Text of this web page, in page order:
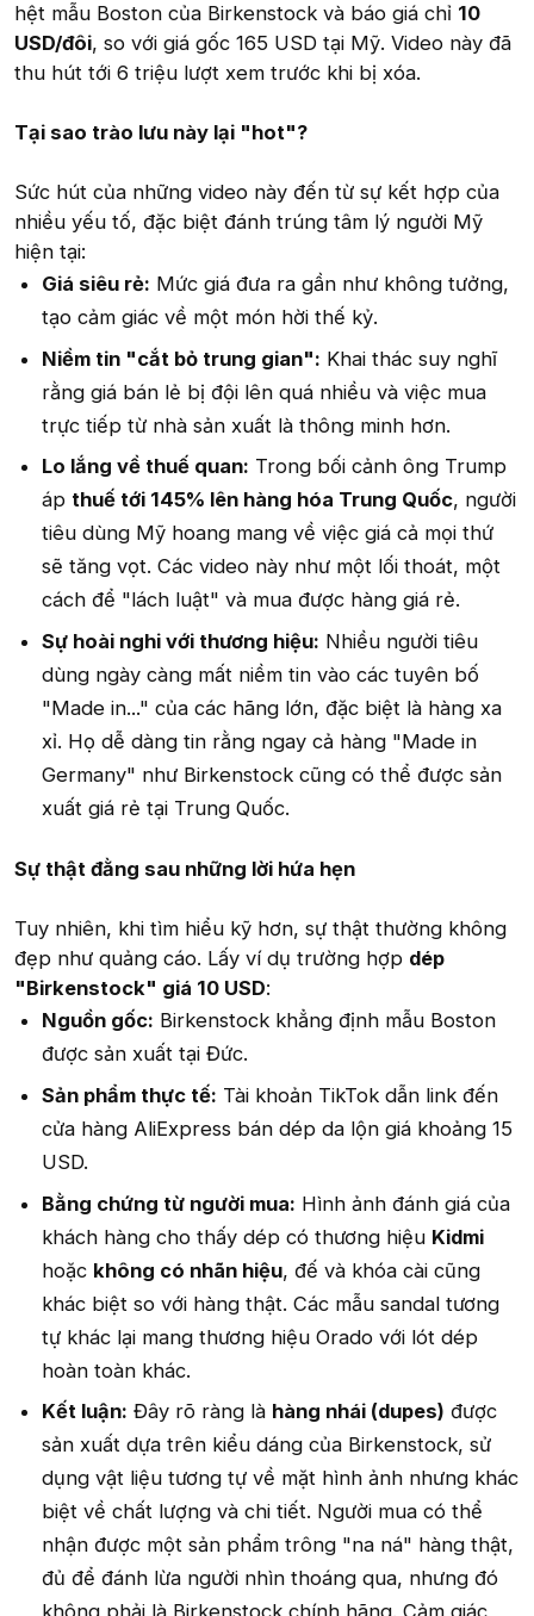
hệt mẫu Boston của Birkenstock và báo giá chỉ 10
USD/đôi, so với giá gốc 165 USD tại Mỹ. Video này đã
thu hút tới 6 triệu lượt xem trước khi bị xóa.
Tại sao trào lưu này lại "hot"?
Sức hút của những video này đến từ sự kết hợp của
nhiều yếu tố, đặc biệt đánh trúng tâm lý người Mỹ
hiện tại:
Giá siêu rẻ: Mức giá đưa ra gần như không tưởng,
tạo cảm giác về một món hời thế kỷ.
Niềm tin "cắt bỏ trung gian": Khai thác suy nghĩ
rằng giá bán lẻ bị đội lên quá nhiều và việc mua
trực tiếp từ nhà sản xuất là thông minh hơn.
Lo lắng về thuế quan: Trong bối cảnh ông Trump
áp thuế tới 145% lên hàng hóa Trung Quốc, người
tiêu dùng Mỹ hoang mang về việc giá cả mọi thứ
sẽ tăng vọt. Các video này như một lối thoát, một
cách để "lách luật" và mua được hàng giá rẻ.
Sự hoài nghi với thương hiệu: Nhiều người tiêu
dùng ngày càng mất niềm tin vào các tuyên bố
"Made in..." của các hãng lớn, đặc biệt là hàng xa
xỉ. Họ dễ dàng tin rằng ngay cả hàng "Made in
Germany" như Birkenstock cũng có thể được sản
xuất giá rẻ tại Trung Quốc.
Sự thật đằng sau những lời hứa hẹn
Tuy nhiên, khi tìm hiểu kỹ hơn, sự thật thường không
đẹp như quảng cáo. Lấy ví dụ trường hợp dép
"Birkenstock" giá 10 USD:
Nguồn gốc: Birkenstock khẳng định mẫu Boston
được sản xuất tại Đức.
Sản phẩm thực tế: Tài khoản TikTok dẫn link đến
cửa hàng AliExpress bán dép da lộn giá khoảng 15
USD.
Bằng chứng từ người mua: Hình ảnh đánh giá của
khách hàng cho thấy dép có thương hiệu Kidmi
hoặc không có nhãn hiệu, đế và khóa cài cũng
khác biệt so với hàng thật. Các mẫu sandal tương
tự khác lại mang thương hiệu Orado với lót dép
hoàn toàn khác.
Kết luận: Đây rõ ràng là hàng nhái (dupes) được
sản xuất dựa trên kiểu dáng của Birkenstock, sử
dụng vật liệu tương tự về mặt hình ảnh nhưng khác
biệt về chất lượng và chi tiết. Người mua có thể
nhận được một sản phẩm trông "na ná" hàng thật,
đủ để đánh lừa người nhìn thoáng qua, nhưng đó